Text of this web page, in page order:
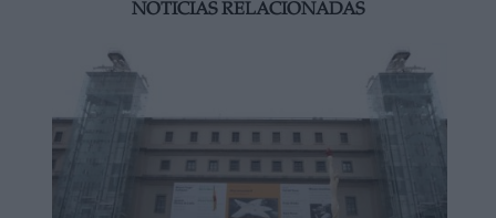
NOTICIAS RELACIONADAS